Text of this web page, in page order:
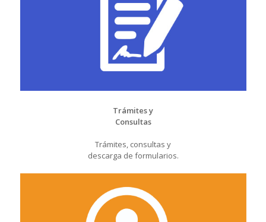
Trámites y
Consultas
Trámites, consultas y
descarga de formularios.